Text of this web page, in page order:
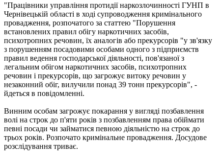
"Працівники управління протидії наркозлочинності ГУНП в
Чернівецькій області в ході супроводження кримінального
провадження, розпочатого за статтею "Порушення
встановлених правил обігу наркотичних засобів,
психотропних речовин, їх аналогів або прекурсорів "у зв'язку
з порушенням посадовими особами одного з підприємств
правил ведення господарської діяльності, пов'язаної з
легальним обігом наркотичних засобів, психотропних
речовин і прекурсорів, що загрожує витоку речовин у
незаконний обіг, вилучили понад 39 тонн прекурсорів", -
йдеться в повідомленні.
Винним особам загрожує покарання у вигляді позбавлення
волі на строк до п'яти років з позбавленням права обіймати
певні посади чи займатися певною діяльністю на строк до
трьох років. Розпочато кримінальне провадження. Досудове
розслідування триває.